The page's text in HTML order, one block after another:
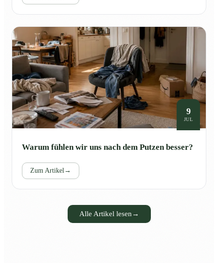
9
JUL
Warum fühlen wir uns nach dem Putzen besser?
Zum Artikel →
Alle Artikel lesen →